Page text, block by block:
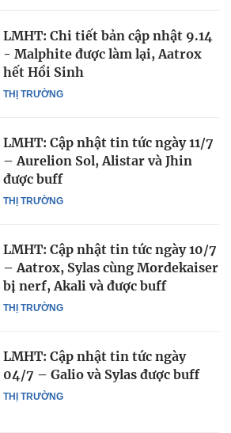
THỊ TRƯỜNG
LMHT: Chi tiết bản cập nhật 9.14
- Malphite được làm lại, Aatrox
hết Hồi Sinh
THỊ TRƯỜNG
LMHT: Cập nhật tin tức ngày 11/7
– Aurelion Sol, Alistar và Jhin
được buff
THỊ TRƯỜNG
LMHT: Cập nhật tin tức ngày 10/7
– Aatrox, Sylas cùng Mordekaiser
bị nerf, Akali và được buff
THỊ TRƯỜNG
LMHT: Cập nhật tin tức ngày
04/7 – Galio và Sylas được buff